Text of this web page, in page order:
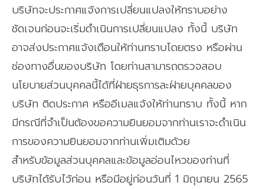
บริษัทจะประกาศแจ้งการเปลี่ยนแปลงให้ทราบอย่าง
ชัดเจนก่อนจะเริ่มดำเนินการเปลี่ยนแปลง ทั้งนี้ บริษัท
อาจส่งประกาศแจ้งเตือนให้ท่านทราบโดยตรง หรือผ่าน
ช่องทางอื่นของบริษัท โดยท่านสามารถตรวจสอบ
นโยบายส่วนบุคคลนี้ได้ที่ฝ่ายธุรการละฝ่ายบุคคลของ
บริษัท ติดประกาศ หรืออีเมลแจ้งให้ท่านทราบ ทั้งนี้ หาก
มีกรณีที่จำเป็นต้องขอความยินยอมจากท่านเราจะดำเนิน
การของความยินยอมจากท่านเพิ่มเติมด้วย
สำหรับข้อมูลส่วนบุคคลและข้อมูลอ่อนไหวของท่านที่
บริษัทได้รับไว้ก่อน หรือมีอยู่ก่อนวันที่ 1 มิถุนายน 2565